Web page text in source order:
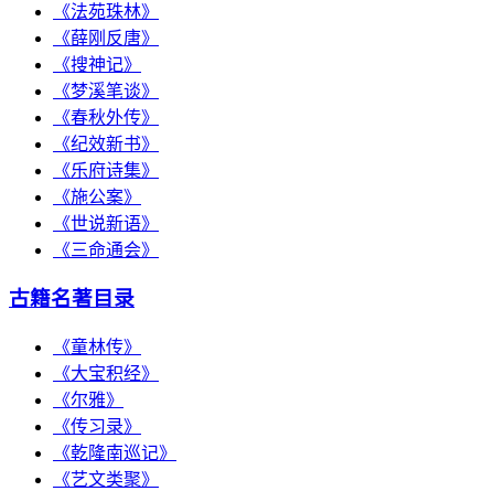
《法苑珠林》
《薛刚反唐》
《搜神记》
《梦溪笔谈》
《春秋外传》
《纪效新书》
《乐府诗集》
《施公案》
《世说新语》
《三命通会》
古籍名著目录
《童林传》
《大宝积经》
《尔雅》
《传习录》
《乾隆南巡记》
《艺文类聚》